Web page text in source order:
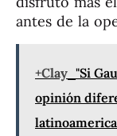
antes de la
+Clay "Si
opinión